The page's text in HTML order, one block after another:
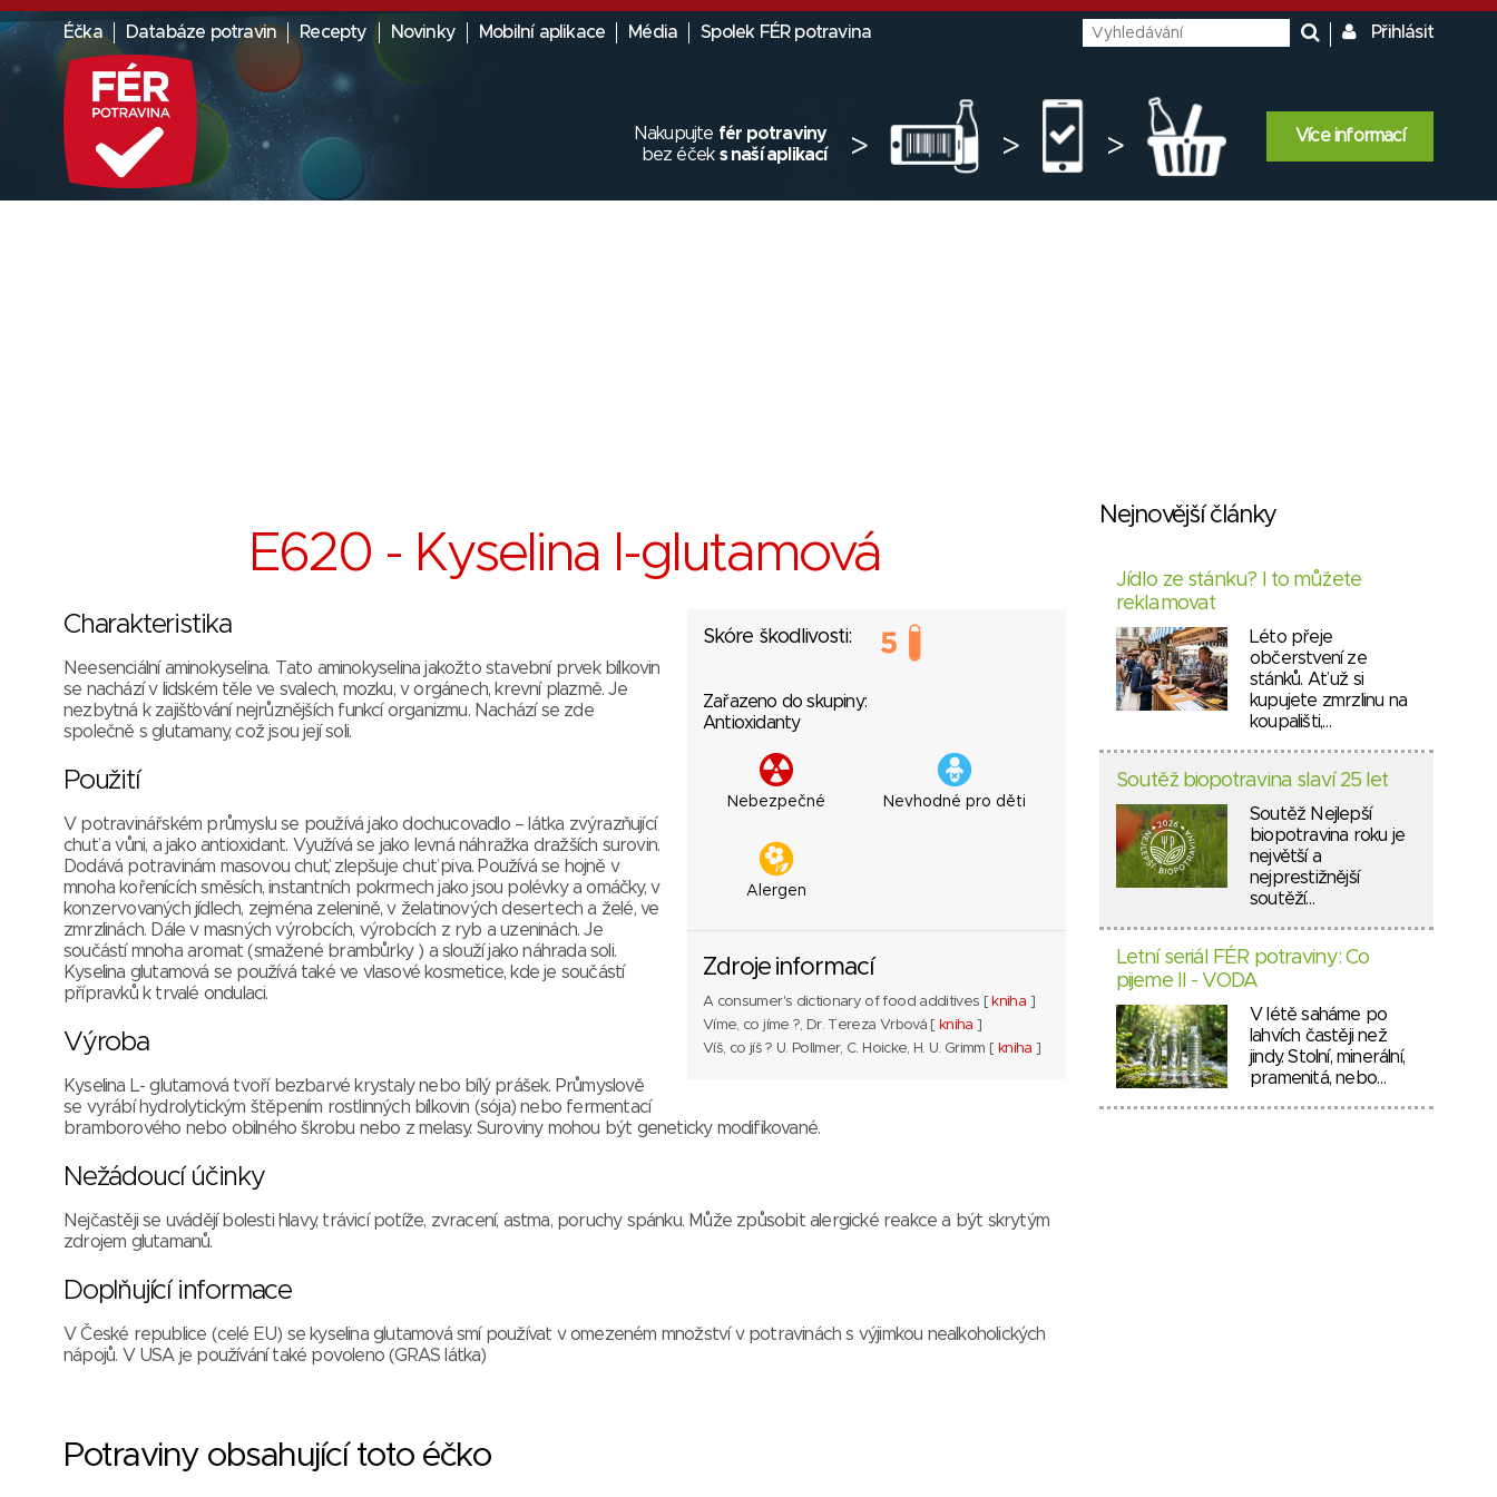
Éčka Databáze potravin Recepty Novinky Mobilní aplikace Média Spolek FÉR potravina Přihlásit
Nakupujte fér potraviny
bez éček s naší aplikací > > > Více informací
E620 - Kyselina l-glutamová
Skóre škodlivosti:
Zařazeno do skupiny:
Antioxidanty
Nebezpečné Nevhodné pro děti
Alergen
Zdroje informací
A consumer's dictionary of food additives [ kniha ]
Víme, co jíme ?, Dr. Tereza Vrbová [ kniha ]
Víš, co jíš ? U. Pollmer, C. Hoicke, H. U. Grimm [ kniha ]
Charakteristika
Neesenciální aminokyselina. Tato aminokyselina jakožto stavební prvek bílkovin
se nachází v lidském těle ve svalech, mozku, v orgánech, krevní plazmě. Je
nezbytná k zajišťování nejrůznějších funkcí organizmu. Nachází se zde
společně s glutamany, což jsou její soli.
Použití
V potravinářském průmyslu se používá jako dochucovadlo – látka zvýrazňující
chuť a vůni, a jako antioxidant. Využívá se jako levná náhražka dražších surovin.
Dodává potravinám masovou chuť, zlepšuje chuť piva. Používá se hojně v
mnoha kořenících směsích, instantních pokrmech jako jsou polévky a omáčky, v
konzervovaných jídlech, zejména zelenině, v želatinových desertech a želé, ve
zmrzlinách. Dále v masných výrobcích, výrobcích z ryb a uzeninách. Je
součástí mnoha aromat (smažené brambůrky ) a slouží jako náhrada soli.
Kyselina glutamová se používá také ve vlasové kosmetice, kde je součástí
přípravků k trvalé ondulaci.
Výroba
Kyselina L- glutamová tvoří bezbarvé krystaly nebo bílý prášek. Průmyslově
se vyrábí hydrolytickým štěpením rostlinných bílkovin (sója) nebo fermentací
bramborového nebo obilného škrobu nebo z melasy. Suroviny mohou být geneticky modifikované.
Nežádoucí účinky
Nejčastěji se uvádějí bolesti hlavy, trávicí potíže, zvracení, astma, poruchy spánku. Může způsobit alergické reakce a být skrytým
zdrojem glutamanů.
Doplňující informace
V České republice (celé EU) se kyselina glutamová smí používat v omezeném množství v potravinách s výjimkou nealkoholických
nápojů. V USA je používání také povoleno (GRAS látka)
Potraviny obsahující toto éčko
Nejnovější články
Jídlo ze stánku? I to můžete
reklamovat
Léto přeje
občerstvení ze
stánků. Ať už si
kupujete zmrzlinu na
koupališti,…
Soutěž biopotravina slaví 25 let
Soutěž Nejlepší
biopotravina roku je
největší a
nejprestižnější
soutěží…
Letní seriál FÉR potraviny: Co
pijeme II - VODA
V létě saháme po
lahvích častěji než
jindy. Stolní, minerální,
pramenitá, nebo…